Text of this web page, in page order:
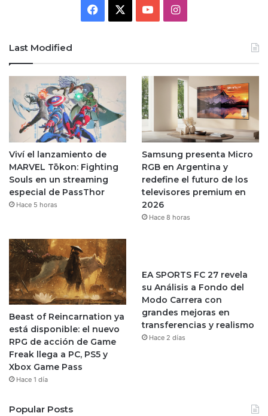
Facebook YouTubeInstagram
Last Modified
Viví el lanzamiento de
MARVEL Tōkon: Fighting
Souls en un streaming
especial de PassThor
Hace 5 horas
Samsung presenta Micro
RGB en Argentina y
redefine el futuro de los
televisores premium en
2026
Hace 8 horas
Beast of Reincarnation ya
está disponible: el nuevo
RPG de acción de Game
Freak llega a PC, PS5 y
Xbox Game Pass
Hace 1 día
EA SPORTS FC 27 revela
su Análisis a Fondo del
Modo Carrera con
grandes mejoras en
transferencias y realismo
Hace 2 días
Popular Posts